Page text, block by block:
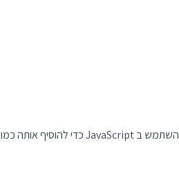
אישית הייתי עוצר כאן, אבל אם אתם חייבים את ההתנהגות הזאת גם בדפדפני IE אפשר להשתמש ב JavaScript כדי להוסיף אותה כמו